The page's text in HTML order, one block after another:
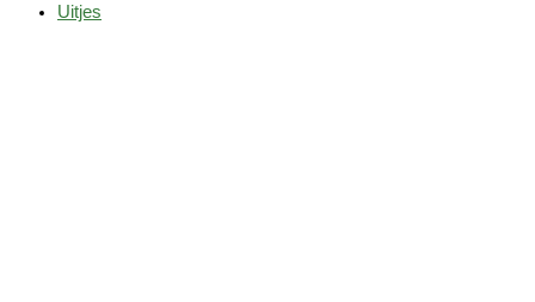
Uitjes